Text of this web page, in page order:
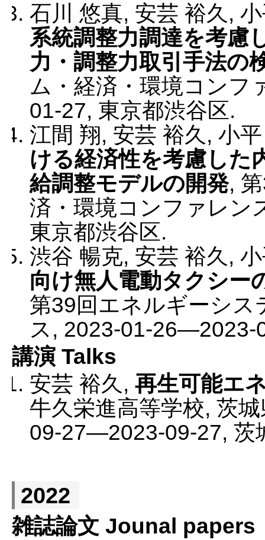
石川 悠真, 安芸 裕久,
系統調整力調達を考慮
力・調整力取引手法の
ム・経済・環境コンフ
01-27, 東京都渋谷区.
江間 翔, 安芸 裕久, 小
ける経済性を考慮した
給調整モデルの開発,
済・環境コンファレン
東京都渋谷区.
渋谷 暢克, 安芸 裕久,
向け無人電動タクシー
第39回エネルギーシス
ス, 2023-01-26—2023-
講演 Talks
安芸 裕久 , 再生可能エ
牛久栄進高等学校, 茨
09-27—2023-09-27, 茨
2022
雑誌論文 Jounal papers